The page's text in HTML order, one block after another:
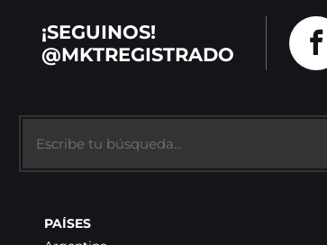
¡SEGUINOS!
@MKTREGISTRADO
PAÍSES